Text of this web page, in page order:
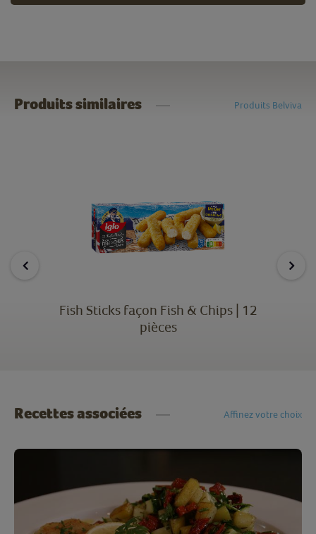
Produits similaires Produits Belviva
Fish Sticks façon Fish & Chips | 12
pièces
Recettes associées Affinez votre choix